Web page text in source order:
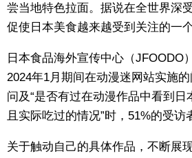
SNS
尝当地特色拉面。据说在全世界深
促使日本美食越来越受到关注的一
日本食品海外宣传中心（JFOODO
2024年1月期间在动漫迷网站实施
问及“是否有过在动漫作品中看到
且实际吃过的情况”时，51%的受访
关于触动自己的具体作品，不断展